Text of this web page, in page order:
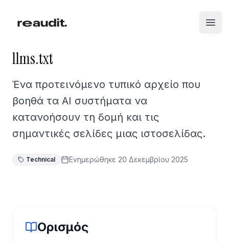
llms.txt
Ένα προτεινόμενο τυπικό αρχείο που
βοηθά τα AI συστήματα να
κατανοήσουν τη δομή και τις
σημαντικές σελίδες μιας ιστοσελίδας.
Technical Ενημερώθηκε 20 Δεκεμβρίου 2025
Ορισμός